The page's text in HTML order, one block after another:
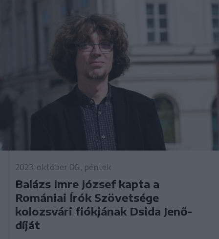
2023. október 06., péntek
Balázs Imre József kapta a
Romániai Írók Szövetsége
kolozsvári fiókjának Dsida Jenő-
díját